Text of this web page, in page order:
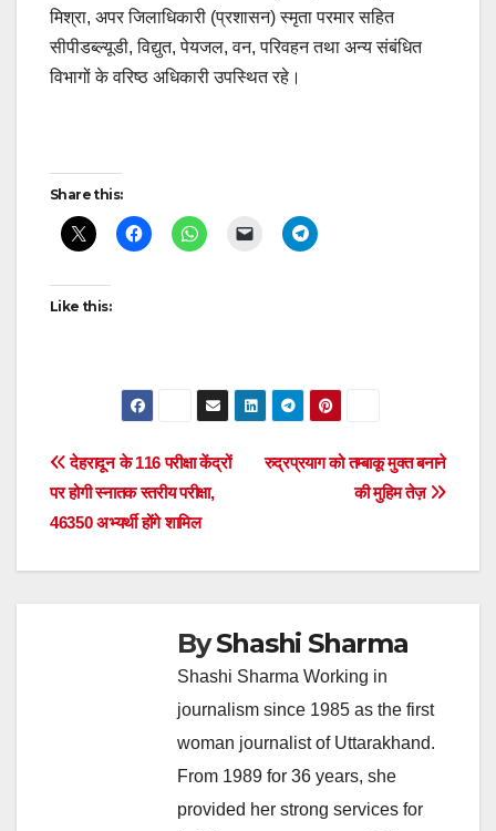
मिश्रा, अपर जिलाधिकारी (प्रशासन) स्मृता परमार सहित
सीपीडब्ल्यूडी, विद्युत, पेयजल, वन, परिवहन तथा अन्य संबंधित
विभागों के वरिष्ठ अधिकारी उपस्थित रहे।
Post
navigation
Share this:
Like this:
Post
navigation
रुद्रप्रयाग को तम्बाकू मुक्त बनाने
की मुहिम तेज़
देहरादून के 116 परीक्षा केंद्रों
पर होगी स्नातक स्तरीय परीक्षा,
46350 अभ्यर्थी होंगे शामिल
ByShashi Sharma
Shashi Sharma Working in
journalism since 1985 as the first
woman journalist of Uttarakhand.
From 1989 for 36 years, she
provided her strong services for